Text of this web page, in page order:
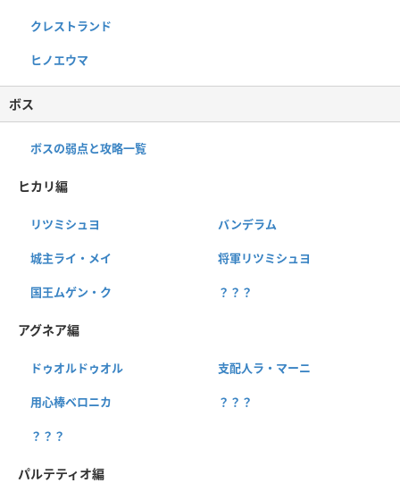
クレストランド
ヒノエウマ
ボス
ボスの弱点と攻略一覧
ヒカリ編
リツミシュヨ バンデラム
城主ライ・メイ 将軍リツミシュヨ
国王ムゲン・ク ？？？
アグネア編
ドゥオルドゥオル 支配人ラ・マーニ
用心棒ベロニカ ？？？
？？？
パルテティオ編